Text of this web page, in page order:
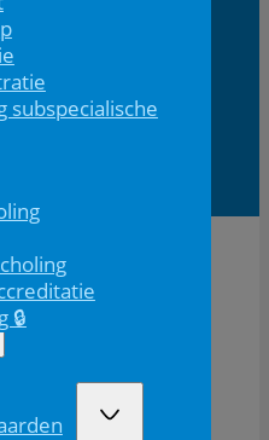
subspecialische
🔒
Patiëntinformatie